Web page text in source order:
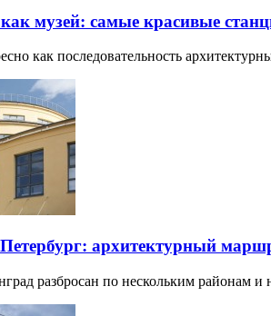
как музей: самые красивые
как последовательность
архитектурный
разбросан по нескольким районам